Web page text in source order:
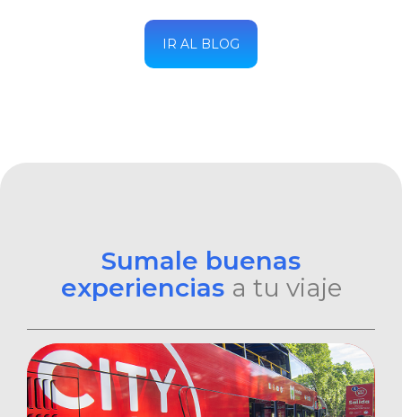
IR AL BLOG
Sumale buenas
experiencias a tu viaje